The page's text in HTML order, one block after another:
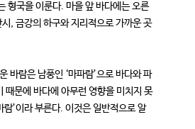
형국을 이룬다. 마을 앞 바다에는 오른
, 금강의 하구와 지리적으로 가까운 곳
바람은 남풍인 ‘마파람’으로 바다와 파
때문에 바다에 아무런 영향을 미치지 못
람’이라 부른다. 이것은 일반적으로 알